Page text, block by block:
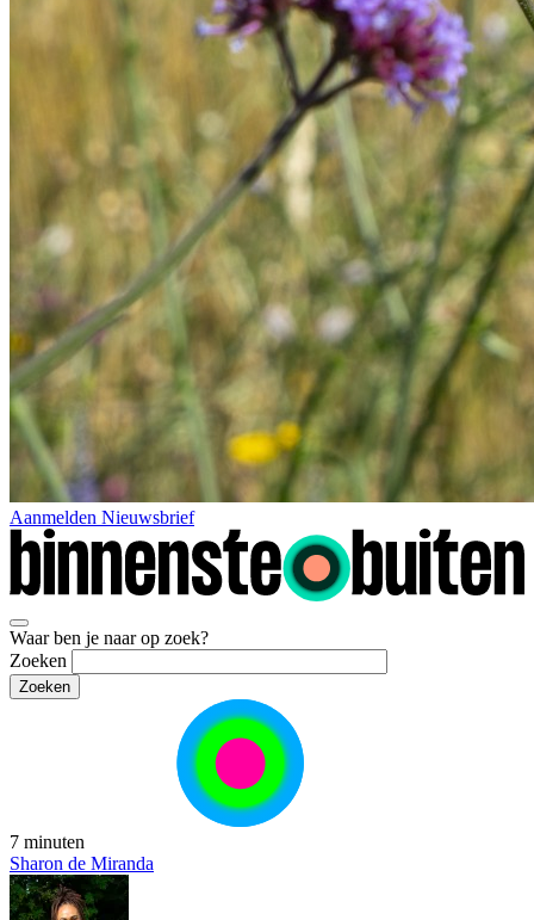
Aanmelden Nieuwsbrief
Waar ben je naar op zoek?
Zoeken
7 minuten
Sharon de Miranda